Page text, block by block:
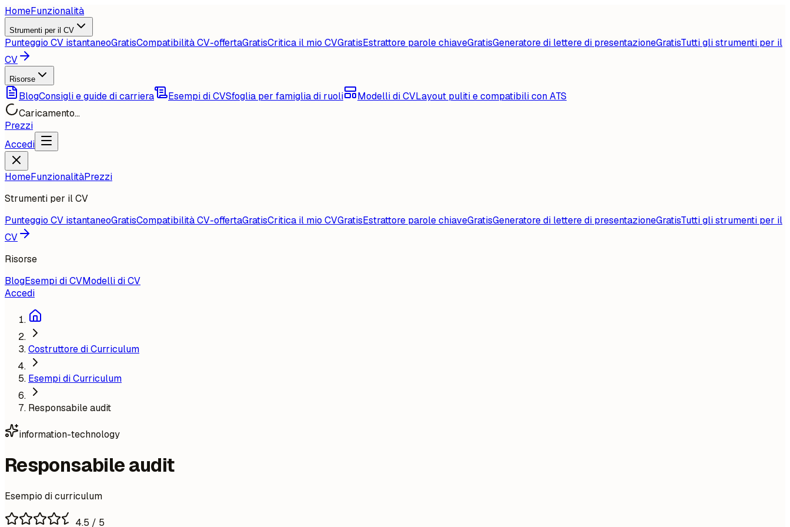
HomeFunzionalità
Strumenti per il CV
Punteggio CV istantaneoGratisCompatibilità CV-offertaGratisCritica il mio CVGratisEstrattore parole chiaveGratisGeneratore di lettere di presentazioneGratisTutti gli strumenti per il
CV
Risorse
BlogConsigli e guide di carriera Esempi di CVSfoglia per famiglia di ruoli Modelli di CVLayout puliti e compatibili con ATS
Caricamento...
Prezzi
Accedi
HomeFunzionalitàPrezzi
Strumenti per il CV
Punteggio CV istantaneoGratisCompatibilità CV-offertaGratisCritica il mio CVGratisEstrattore parole chiaveGratisGeneratore di lettere di presentazioneGratisTutti gli strumenti per il
CV
Risorse
BlogEsempi di CVModelli di CV
Accedi
Costruttore di Curriculum
Esempi di Curriculum
Responsabile audit
information-technology
Responsabile audit
Esempio di curriculum
4.5 / 5